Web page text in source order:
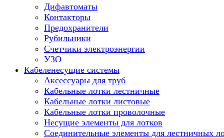
Дифавтоматы
Контакторы
Предохранители
Рубильники
Счетчики электроэнергии
УЗО
Кабеленесущие системы
Аксессуары для труб
Кабельные лотки лестничные
Кабельные лотки листовые
Кабельные лотки проволочные
Несущие элементы для лотков
Соединительные элементы для лестничных